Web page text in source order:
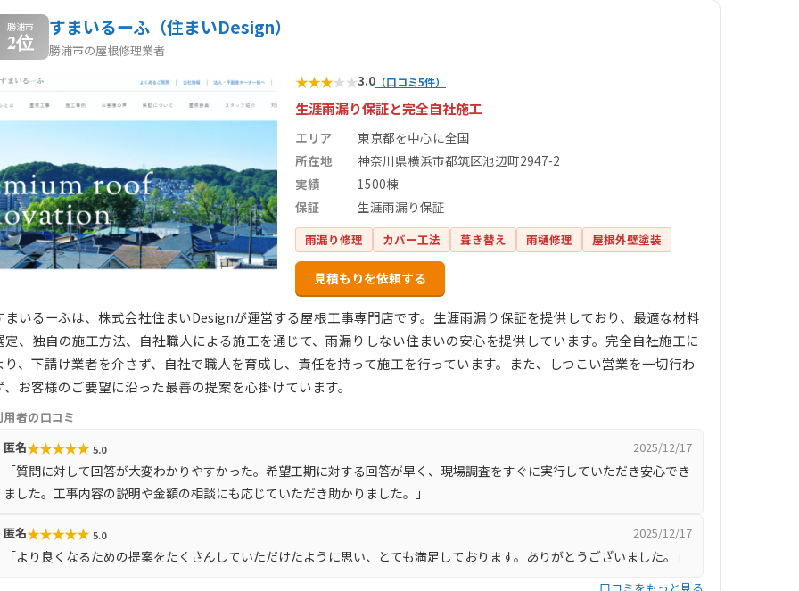
勝浦市
2位
すまいるーふ（住まいDesign）
勝浦市の屋根修理業者
★★★★★3.0 （口コミ5件）
生涯雨漏り保証と完全自社施工
エリア
東京都を中心に全国
所在地
神奈川県横浜市都筑区池辺町2947-2
実績
1500棟
保証
生涯雨漏り保証
雨漏り修理 カバー工法 葺き替え 雨樋修理 屋根外壁塗装
見積もりを依頼する
まいるーふは、株式会社住まいDesignが運営する屋根工事専門店です。生涯雨漏り保証を提供しており、最適な材料
定、独自の施工方法、自社職人による施工を通じて、雨漏りしない住まいの安心を提供しています。完全自社施工に
り、下請け業者を介さず、自社で職人を育成し、責任を持って施工を行っています。また、しつこい営業を一切行わ
、お客様のご要望に沿った最善の提案を心掛けています。
用者の口コミ
匿名★★★★★ 5.0 2025/12/17
「質問に対して回答が大変わかりやすかった。希望工期に対する回答が早く、現場調査をすぐに実行していただき安心でき
ました。工事内容の説明や金額の相談にも応じていただき助かりました。」
匿名★★★★★ 5.0 2025/12/17
「より良くなるための提案をたくさんしていただけたように思い、とても満足しております。ありがとうございました。」